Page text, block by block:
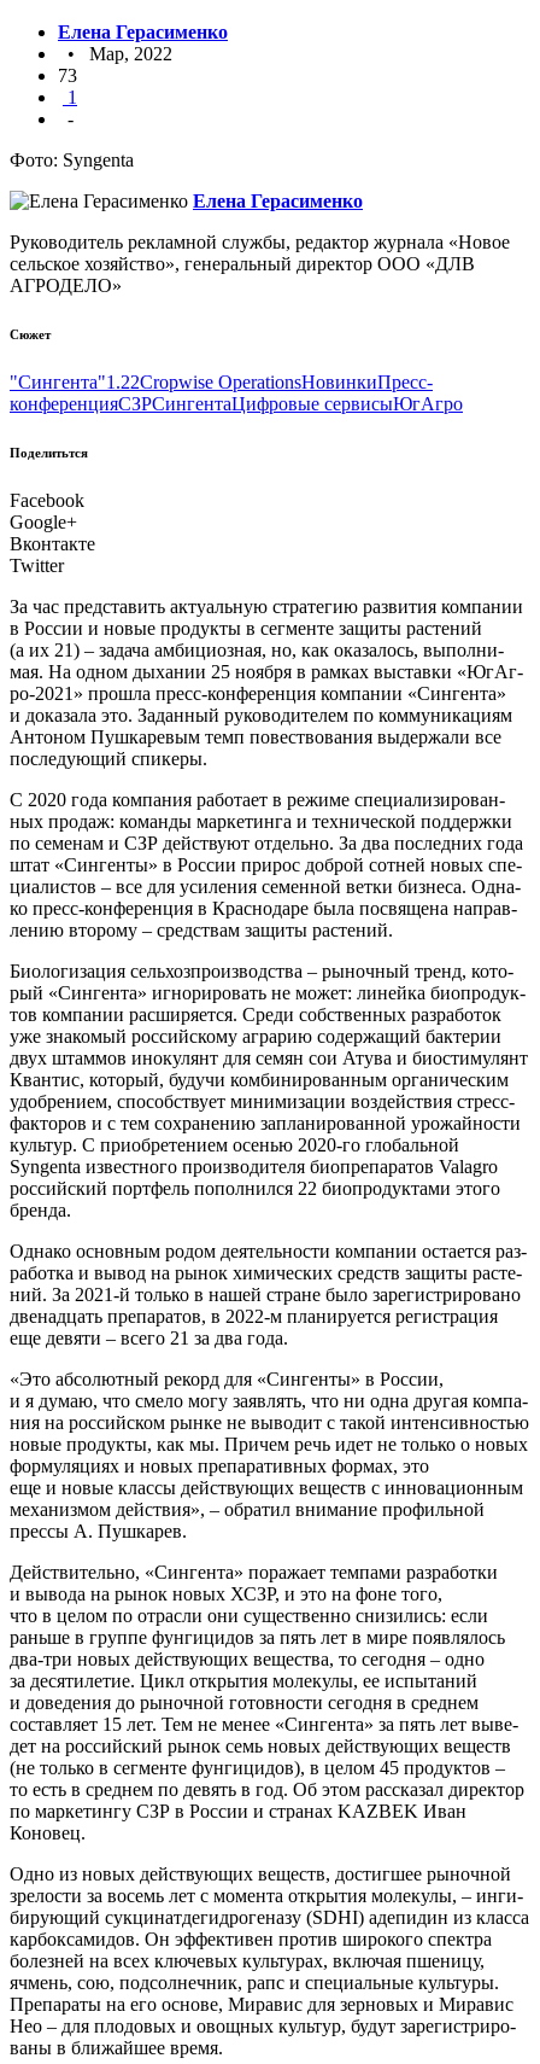
Елена Герасименко
• Мар, 2022
73
1
-
Фото: Syngenta
Елена Герасименко
Руководитель рекламной службы, редактор журнала «Новое
сельское хозяйство», генеральный директор OOO «ДЛВ
АГРОДЕЛО»
Сюжет
"Сингента"1.22Cropwise OperationsНовинкиПресс-
конференцияСЗРСингентаЦифровые сервисыЮгАгро
Поделитьтся
Facebook
Google+
Вконтакте
Twitter
За час пред­ста­вить акту­аль­ную стра­те­гию раз­ви­тия ком­па­нии
в Рос­сии и новые про­дук­ты в сег­мен­те защи­ты рас­те­ний
(а их 21) – зада­ча амби­ци­оз­ная, но, как ока­за­лось, выпол­ни­
мая. На одном дыха­нии 25 нояб­ря в рам­ках выстав­ки «ЮгА­г­
ро-2021» про­шла пресс-кон­фе­рен­ция ком­па­нии «Син­ген­та»
и дока­за­ла это. Задан­ный руко­во­ди­те­лем по ком­му­ни­ка­ци­ям
Анто­ном Пуш­ка­ре­вым темп повест­во­ва­ния выдер­жа­ли все
после­ду­ю­щий спикеры.
С 2020 года ком­па­ния рабо­та­ет в режи­ме спе­ци­а­ли­зи­ро­ван­
ных про­даж: коман­ды мар­ке­тин­га и тех­ни­че­ской под­держ­ки
по семе­нам и СЗР дей­ству­ют отдель­но. За два послед­них года
штат «Син­ген­ты» в Рос­сии при­рос доб­рой сот­ней новых спе­
ци­а­ли­стов – все для уси­ле­ния семен­ной вет­ки биз­не­са. Одна­
ко пресс-кон­фе­рен­ция в Крас­но­да­ре была посвя­ще­на направ­
ле­нию вто­ро­му – сред­ствам защи­ты растений.
Био­ло­ги­за­ция сель­хоз­про­из­вод­ства – рыноч­ный тренд, кото­
рый «Син­ген­та» игно­ри­ро­вать не может: линей­ка био­про­дук­
тов ком­па­нии рас­ши­ря­ет­ся. Сре­ди соб­ствен­ных раз­ра­бо­ток
уже зна­ко­мый рос­сий­ско­му агра­рию содер­жа­щий бак­те­рии
двух штам­мов ино­ку­лянт для семян сои Ату­ва и био­сти­му­лянт
Кван­тис, кото­рый, будучи ком­би­ни­ро­ван­ным орга­ни­че­ским
удоб­ре­ни­ем, спо­соб­ству­ет мини­ми­за­ции воз­дей­ствия стресс-
фак­то­ров и с тем сохра­не­нию запла­ни­ро­ван­ной уро­жай­но­сти
куль­тур. С при­об­ре­те­ни­ем осе­нью 2020-го гло­баль­ной
Syngenta извест­но­го про­из­во­ди­те­ля био­пре­па­ра­тов Valagro
рос­сий­ский порт­фель попол­нил­ся 22 био­про­дук­та­ми это­го
бренда.
Одна­ко основ­ным родом дея­тель­но­сти ком­па­нии оста­ет­ся раз­
ра­бот­ка и вывод на рынок хими­че­ских средств защи­ты рас­те­
ний. За 2021-й толь­ко в нашей стране было заре­ги­стри­ро­ва­но
две­на­дцать пре­па­ра­тов, в 2022-м пла­ни­ру­ет­ся реги­стра­ция
еще девя­ти – все­го 21 за два года.
«Это абсо­лют­ный рекорд для «Син­ген­ты» в Рос­сии,
и я думаю, что сме­ло могу заяв­лять, что ни одна дру­гая ком­па­
ния на рос­сий­ском рын­ке не выво­дит с такой интен­сив­но­стью
новые про­дук­ты, как мы. При­чем речь идет не толь­ко о новых
фор­му­ля­ци­ях и новых пре­па­ра­тив­ных фор­мах, это
еще и новые клас­сы дей­ству­ю­щих веществ с инно­ва­ци­он­ным
меха­низ­мом дей­ствия», – обра­тил вни­ма­ние про­филь­ной
прес­сы А. Пушкарев.
Дей­стви­тель­но, «Син­ген­та» пора­жа­ет тем­па­ми раз­ра­бот­ки
и выво­да на рынок новых ХСЗР, и это на фоне того,
что в целом по отрас­ли они суще­ствен­но сни­зи­лись: если
рань­ше в груп­пе фун­ги­ци­дов за пять лет в мире появ­ля­лось
два-три новых дей­ству­ю­щих веще­ства, то сего­дня – одно
за деся­ти­ле­тие. Цикл откры­тия моле­ку­лы, ее испы­та­ний
и дове­де­ния до рыноч­ной готов­но­сти сего­дня в сред­нем
состав­ля­ет 15 лет. Тем не менее «Син­ген­та» за пять лет выве­
дет на рос­сий­ский рынок семь новых дей­ству­ю­щих веществ
(не толь­ко в сег­мен­те фун­ги­ци­дов), в целом 45 про­дук­тов –
то есть в сред­нем по девять в год. Об этом рас­ска­зал дирек­тор
по мар­ке­тин­гу СЗР в Рос­сии и стра­нах KAZBEK Иван
Коновец.
Одно из новых дей­ству­ю­щих веществ, достиг­шее рыноч­ной
зре­ло­сти за восемь лет с момен­та откры­тия моле­ку­лы, – инги­
би­ру­ю­щий сук­ци­нат­де­гид­ро­ге­на­зу (SDHI) аде­пи­дин из клас­са
карбок­са­ми­дов. Он эффек­ти­вен про­тив широ­ко­го спек­тра
болез­ней на всех клю­че­вых куль­ту­рах, вклю­чая пше­ни­цу,
ячмень, сою, под­сол­неч­ник, рапс и спе­ци­аль­ные куль­ту­ры.
Пре­па­ра­ты на его осно­ве, Мира­вис для зер­но­вых и Мира­вис
Нео – для пло­до­вых и овощ­ных куль­тур, будут заре­ги­стри­ро­
ва­ны в бли­жай­шее время.